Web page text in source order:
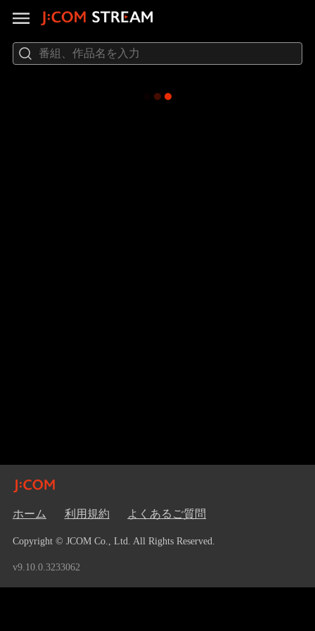
ホーム 利用規約 よくあるご質問
Copyright © JCOM Co., Ltd. All Rights Reserved.
v9.10.0.3233062